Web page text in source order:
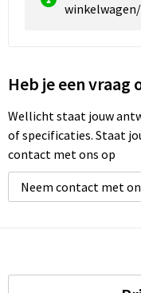
Heb je een
Wellicht staat jouw
of specificaties. Staat
contact met ons op
Neem contact met